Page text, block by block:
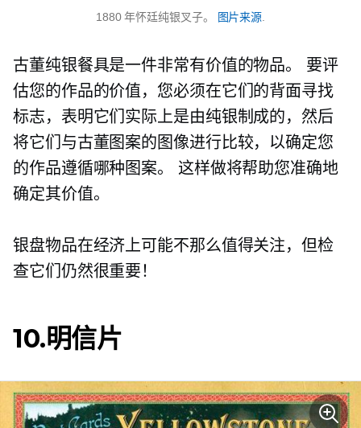
1880 年怀廷纯银叉子。 图片来源
古董纯银餐具是一件非常有价值的物品。 要评
估您的作品的价值，您必须在它们的背面寻找
标志，表明它们实际上是由纯银制成的，然后
将它们与古董图案的图像进行比较，以确定您
的作品遵循哪种图案。 这样做将帮助您准确地
确定其价值。
银盘物品在经济上可能不那么值得关注，但检
查它们仍然很重要！
10.明信片